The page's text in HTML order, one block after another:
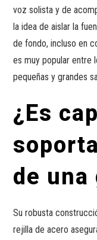
voz solista y de
la idea de aislar la
de fondo, incluso en
es muy popular entre
pequeñas y grandes
¿Es
de una
Su robusta
rejilla de acero